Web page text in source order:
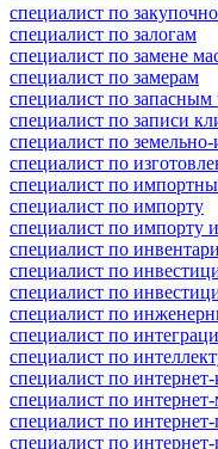
специалист по
специалист по залогам
специалист по замене
специалист по замерам
специалист по запасным
специалист по записи
специалист по
специалист по
специалист по
специалист по импорту
специалист по импорту
специалист по
специалист по
специалист по
специалист по
специалист по
специалист по
специалист по
специалист по
специалист по
специалист по